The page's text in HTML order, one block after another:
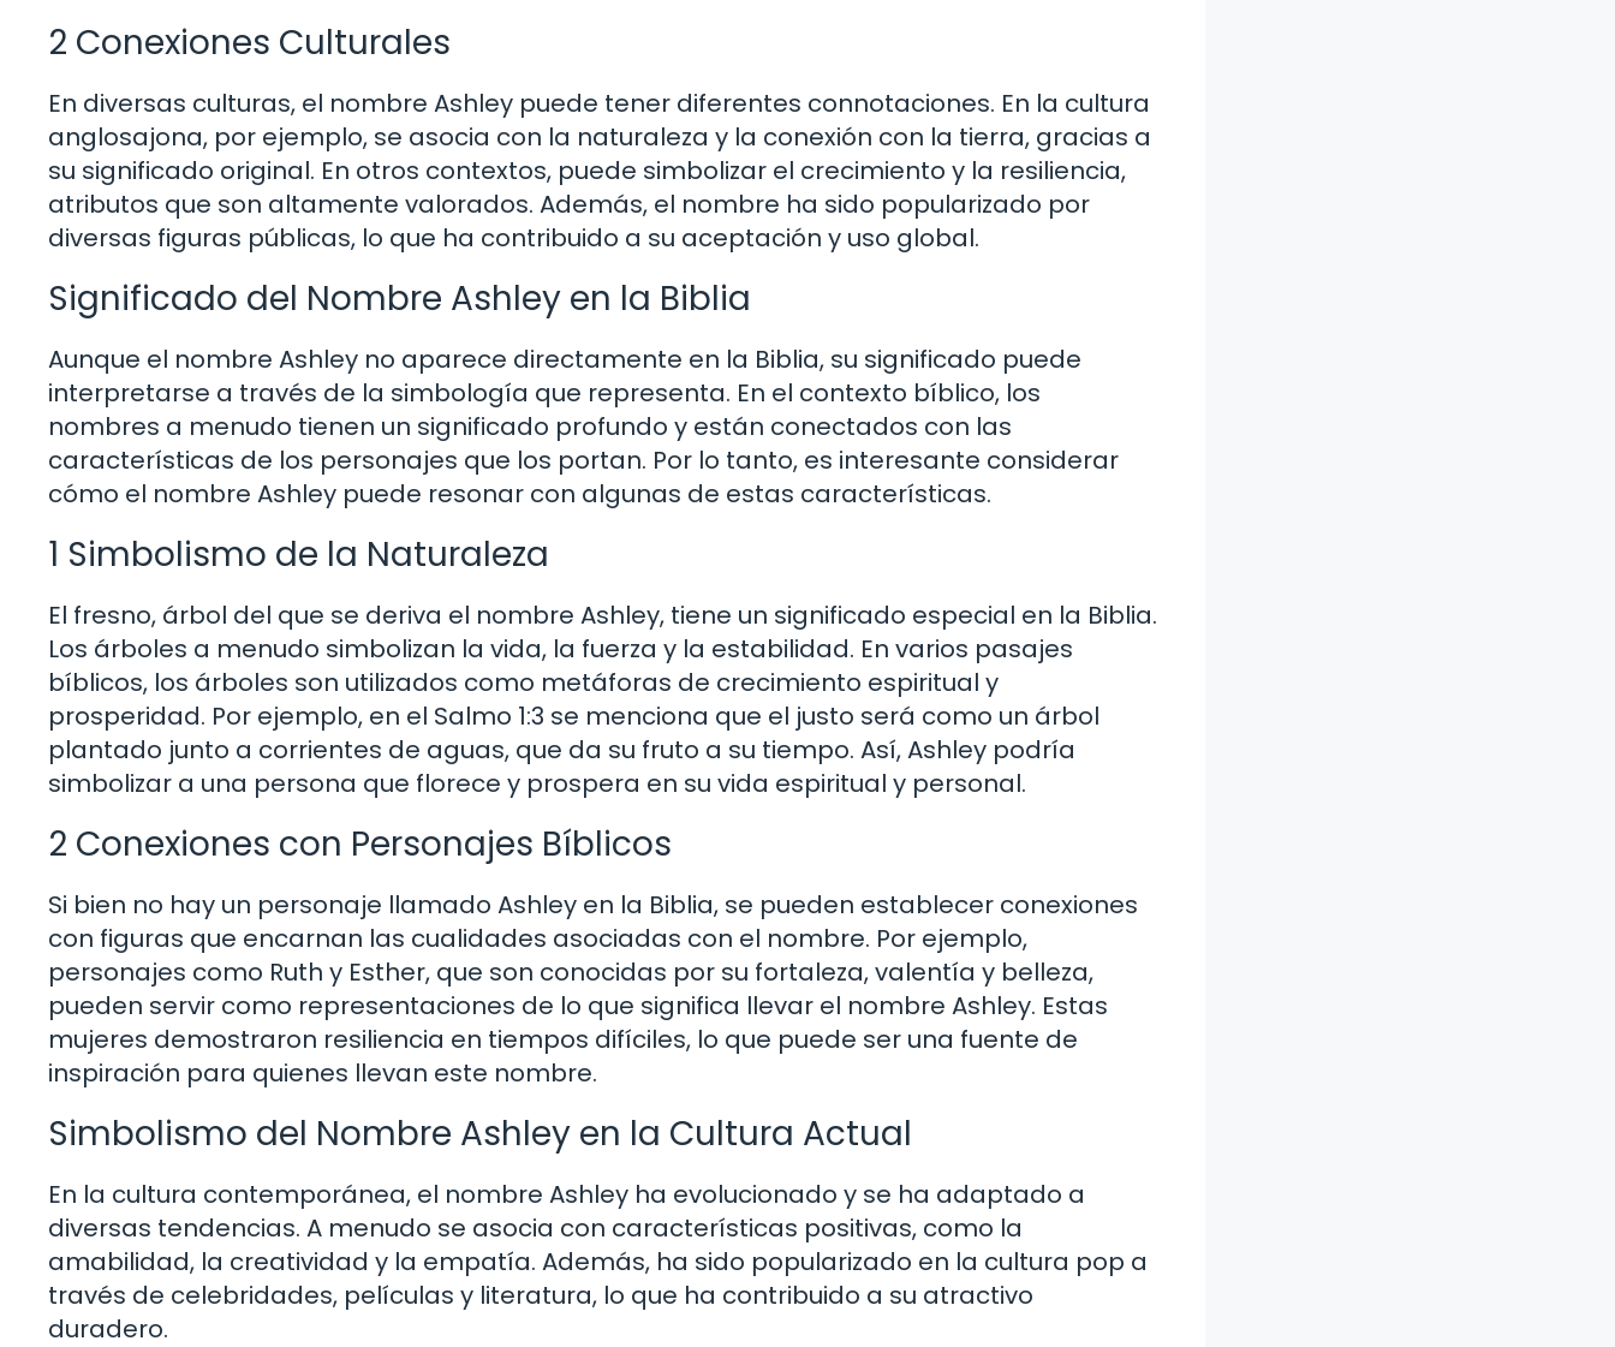
2 Conexiones Culturales
En diversas culturas, el nombre Ashley puede tener diferentes connotaciones. En la cultura
anglosajona, por ejemplo, se asocia con la naturaleza y la conexión con la tierra, gracias a
su significado original. En otros contextos, puede simbolizar el crecimiento y la resiliencia,
atributos que son altamente valorados. Además, el nombre ha sido popularizado por
diversas figuras públicas, lo que ha contribuido a su aceptación y uso global.
Significado del Nombre Ashley en la Biblia
Aunque el nombre Ashley no aparece directamente en la Biblia, su significado puede
interpretarse a través de la simbología que representa. En el contexto bíblico, los
nombres a menudo tienen un significado profundo y están conectados con las
características de los personajes que los portan. Por lo tanto, es interesante considerar
cómo el nombre Ashley puede resonar con algunas de estas características.
1 Simbolismo de la Naturaleza
El fresno, árbol del que se deriva el nombre Ashley, tiene un significado especial en la Biblia.
Los árboles a menudo simbolizan la vida, la fuerza y la estabilidad. En varios pasajes
bíblicos, los árboles son utilizados como metáforas de crecimiento espiritual y
prosperidad. Por ejemplo, en el Salmo 1:3 se menciona que el justo será como un árbol
plantado junto a corrientes de aguas, que da su fruto a su tiempo. Así, Ashley podría
simbolizar a una persona que florece y prospera en su vida espiritual y personal.
2 Conexiones con Personajes Bíblicos
Si bien no hay un personaje llamado Ashley en la Biblia, se pueden establecer conexiones
con figuras que encarnan las cualidades asociadas con el nombre. Por ejemplo,
personajes como Ruth y Esther, que son conocidas por su fortaleza, valentía y belleza,
pueden servir como representaciones de lo que significa llevar el nombre Ashley. Estas
mujeres demostraron resiliencia en tiempos difíciles, lo que puede ser una fuente de
inspiración para quienes llevan este nombre.
Simbolismo del Nombre Ashley en la Cultura Actual
En la cultura contemporánea, el nombre Ashley ha evolucionado y se ha adaptado a
diversas tendencias. A menudo se asocia con características positivas, como la
amabilidad, la creatividad y la empatía. Además, ha sido popularizado en la cultura pop a
través de celebridades, películas y literatura, lo que ha contribuido a su atractivo
duradero.